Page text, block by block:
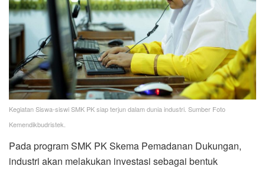
Kegiatan Siswa-siswi SMK PK siap terjun dalam dunia industri. Sumber Foto
Kemendikbudristek.
Pada program SMK PK Skema Pemadanan Dukungan,
industri akan melakukan investasi sebagai bentuk